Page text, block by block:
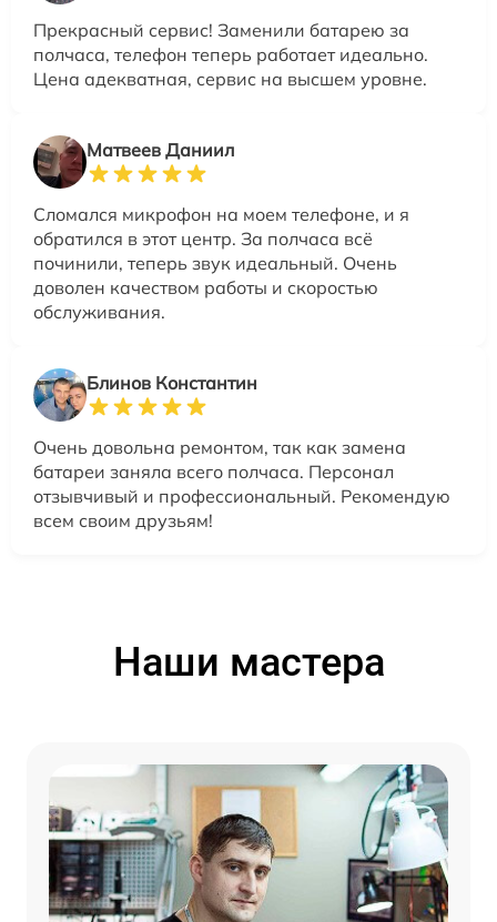
Прекрасный сервис! Заменили батарею за
полчаса, телефон теперь работает идеально.
Цена адекватная, сервис на высшем уровне.
Матвеев Даниил
Сломался микрофон на моем телефоне, и я
обратился в этот центр. За полчаса всё
починили, теперь звук идеальный. Очень
доволен качеством работы и скоростью
обслуживания.
Блинов Константин
Очень довольна ремонтом, так как замена
батареи заняла всего полчаса. Персонал
отзывчивый и профессиональный. Рекомендую
всем своим друзьям!
Наши мастера